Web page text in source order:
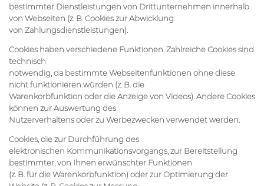
bestimmter Dienstleistungen von Drittunternehmen innerhalb
von Webseiten (z. B. Cookies zur Abwicklung
von Zahlungsdienstleistungen).
Cookies haben verschiedene Funktionen. Zahlreiche Cookies sind
technisch
notwendig, da bestimmte Webseitenfunktionen ohne diese
nicht funktionieren würden (z. B. die
Warenkorbfunktion oder die Anzeige von Videos). Andere Cookies
können zur Auswertung des
Nutzerverhaltens oder zu Werbezwecken verwendet werden.
Cookies, die zur Durchführung des
elektronischen Kommunikationsvorgangs, zur Bereitstellung
bestimmter, von Ihnen erwünschter Funktionen
(z. B. für die Warenkorbfunktion) oder zur Optimierung der